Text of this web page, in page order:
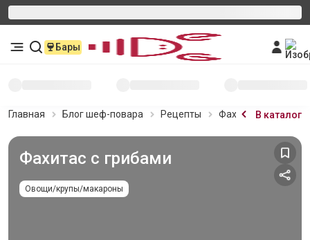
Бары
Главная Блог шеф-повара Рецепты Фахитас с грибами
В каталог
Фахитас с грибами
Овощи/крупы/макароны